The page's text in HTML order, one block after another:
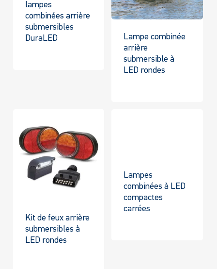
lampes
combinées arrière
submersibles
DuraLED
Lampe combinée
arrière
submersible à
LED rondes
Kit de feux arrière
submersibles à
LED rondes
Lampes
combinées à LED
compactes
carrées